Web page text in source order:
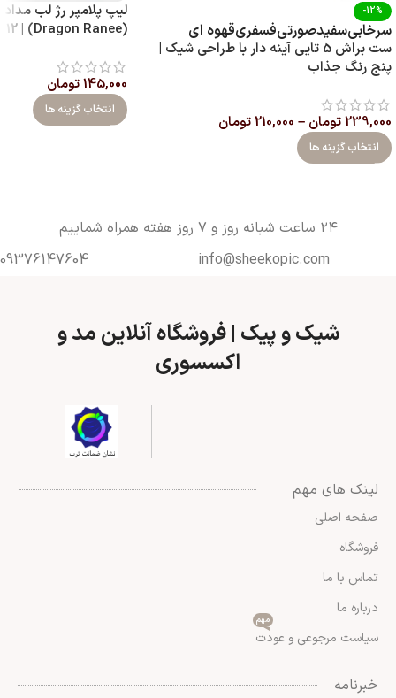
-12%
سرخابیسفیدصورتیفسفریقهوه ای
ست براش 5 تایی آینه‌ دار با طراحی شیک |
پنج رنگ جذاب
239,000تومان –
210,000تومان
انتخاب گزینه ها
لیپ پلامپر رژ لب
(Dragon Ranee) | 12 رنگ با پیگمنت بالا
145,000تومان
انتخاب گزینه ها
۲۴ ساعت شبانه روز و ۷ روز هفته همراه شماییم
info@sheekopic.com
09376147604
شیک و پیک | فروشگاه آنلاین مد و
اکسسوری
لینک های مهم
صفحه اصلی
فروشگاه
تماس با ما
درباره ما
سیاست مرجوعی و عودت
مهم
خبرنامه